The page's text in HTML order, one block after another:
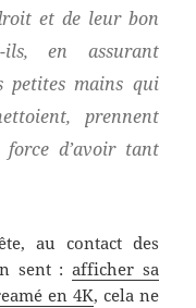
et de leur bon
en assurant
petites mains qui
prennent
d’avoir tant
au contact des
sent : afficher sa
en 4K, cela ne